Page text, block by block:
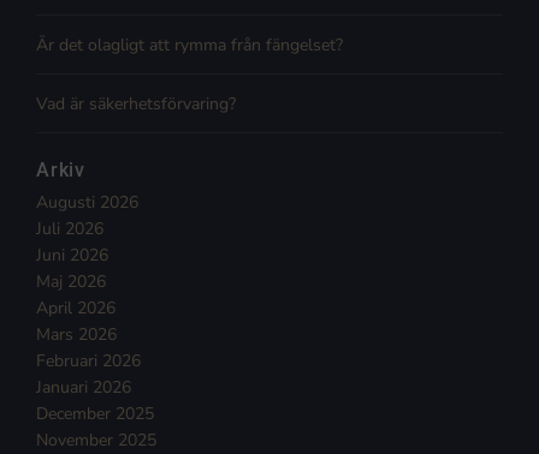
Är det olagligt att rymma från fängelset?
Vad är säkerhetsförvaring?
Arkiv
Augusti 2026
Juli 2026
Juni 2026
Maj 2026
April 2026
Mars 2026
Februari 2026
Januari 2026
December 2025
November 2025